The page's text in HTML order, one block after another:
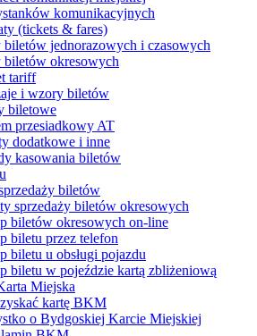
komunikacyjnych
(tickets & fares)
biletów jednorazowych i czasowych
biletów okresowych
tariff
i wzory biletów
biletowe
przesiadkowy AT
dodatkowe i inne
kasowania biletów
biletów
sprzedaży biletów okresowych
biletów okresowych on-line
biletu przez telefon
biletu u obsługi pojazdu
biletu w pojeździe kartą zbliżeniową
Miejska
kartę BKM
o Bydgoskiej Karcie Miejskiej